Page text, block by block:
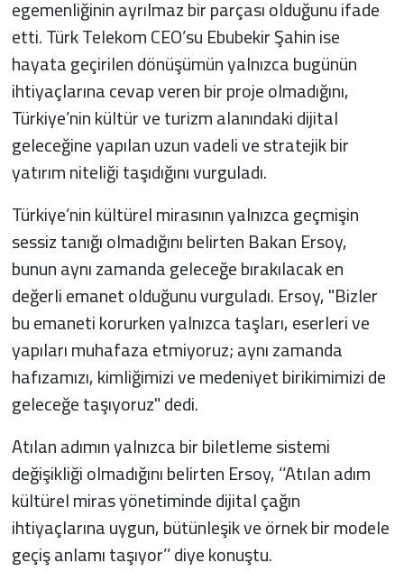
egemenliğinin ayrılmaz bir parçası olduğunu ifade
etti. Türk Telekom CEO’su Ebubekir Şahin ise
hayata geçirilen dönüşümün yalnızca bugünün
ihtiyaçlarına cevap veren bir proje olmadığını,
Türkiye’nin kültür ve turizm alanındaki dijital
geleceğine yapılan uzun vadeli ve stratejik bir
yatırım niteliği taşıdığını vurguladı.
Türkiye’nin kültürel mirasının yalnızca geçmişin
sessiz tanığı olmadığını belirten Bakan Ersoy,
bunun aynı zamanda geleceğe bırakılacak en
değerli emanet olduğunu vurguladı. Ersoy, "Bizler
bu emaneti korurken yalnızca taşları, eserleri ve
yapıları muhafaza etmiyoruz; aynı zamanda
hafızamızı, kimliğimizi ve medeniyet birikimimizi de
geleceğe taşıyoruz" dedi.
Atılan adımın yalnızca bir biletleme sistemi
değişikliği olmadığını belirten Ersoy, ‘‘Atılan adım
kültürel miras yönetiminde dijital çağın
ihtiyaçlarına uygun, bütünleşik ve örnek bir modele
geçiş anlamı taşıyor’’ diye konuştu.